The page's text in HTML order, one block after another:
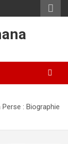
: Biographie